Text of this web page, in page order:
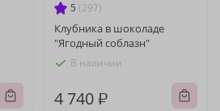
5 (297)
Клубника в шоколаде
"Ягодный соблазн"
В наличии
4 740 ₽